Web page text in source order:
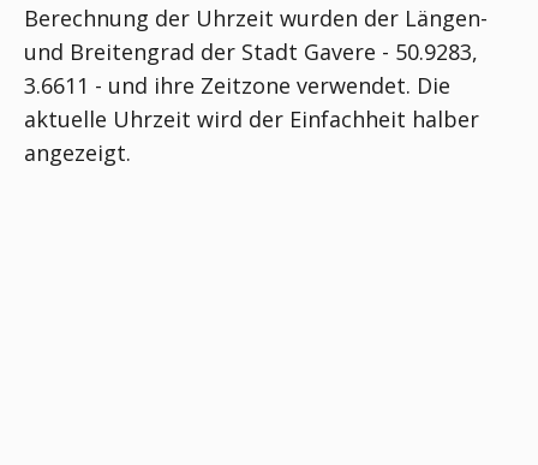
Berechnung der Uhrzeit wurden der Längen-
und Breitengrad der Stadt Gavere - 50.9283,
3.6611 - und ihre Zeitzone verwendet. Die
aktuelle Uhrzeit wird der Einfachheit halber
angezeigt.